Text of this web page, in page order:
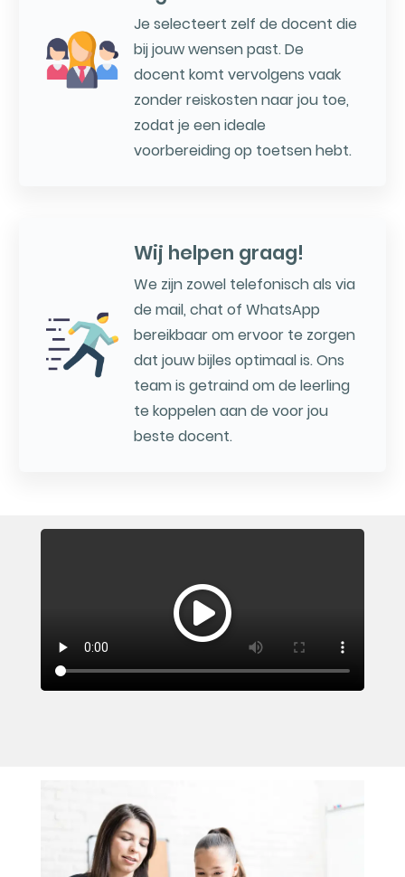
Je selecteert zelf de docent die
bij jouw wensen past. De
docent komt vervolgens vaak
zonder reiskosten naar jou toe,
zodat je een ideale
voorbereiding op toetsen hebt.
Wij helpen graag!
We zijn zowel telefonisch als via
de mail, chat of WhatsApp
bereikbaar om ervoor te zorgen
dat jouw bijles optimaal is. Ons
team is getraind om de leerling
te koppelen aan de voor jou
beste docent.